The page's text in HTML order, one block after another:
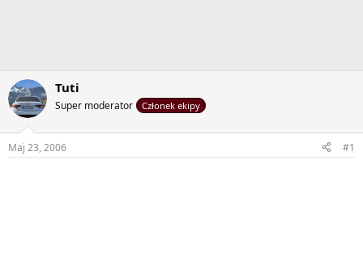
Tuti
Super moderator Członek ekipy
Maj 23, 2006 #1